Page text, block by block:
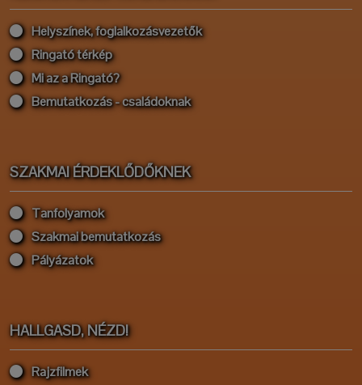
Helyszínek, foglalkozásvezetők
Ringató térkép
Mi az a Ringató?
Bemutatkozás - családoknak
SZAKMAI ÉRDEKLŐDŐKNEK
Tanfolyamok
Szakmai bemutatkozás
Pályázatok
HALLGASD, NÉZD!
Rajzfilmek